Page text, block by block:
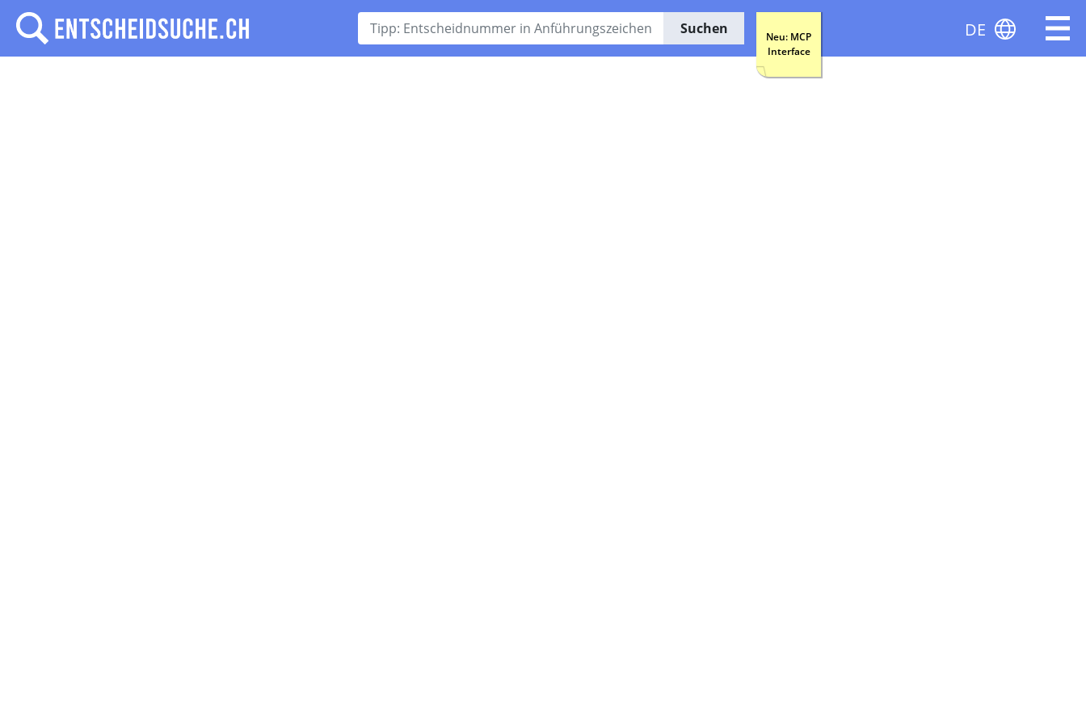
Suchen
Neu: MCP
Interface
DE